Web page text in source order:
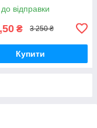
відправки
₴ 3 250 ₴
Купити